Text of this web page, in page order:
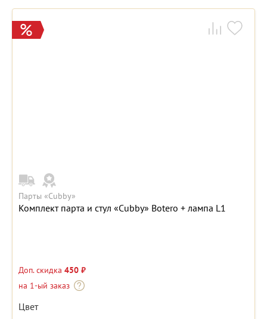
Парты «Cubby»
Комплект парта и стул «Cubby» Botero + лампа L1
Доп. скидка 450 ₽
на 1-ый заказ
Цвет